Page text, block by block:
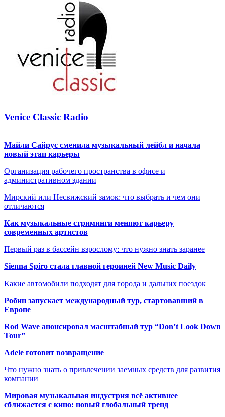
Venice Classic Radio
Майли Сайрус сменила музыкальный лейбл и начала
новый этап карьеры
Организация рабочего пространства в офисе и
административном здании
Мирский или Несвижский замок: что выбрать и чем они
отличаются
Как музыкальные стриминги меняют карьеру
современных артистов
Первый раз в бассейн взрослому: что нужно знать заранее
Sienna Spiro стала главной героиней New Music Daily
Какие автомобили подходят для города и дальних поездок
Робин запускает международный тур, стартовавший в
Европе
Rod Wave анонсировал масштабный тур “Don’t Look Down
Tour”
Adele готовит возвращение
Что нужно знать о привлечении заемных средств для развития
компании
Мировая музыкальная индустрия всё активнее
сближается с кино: новый глобальный тренд